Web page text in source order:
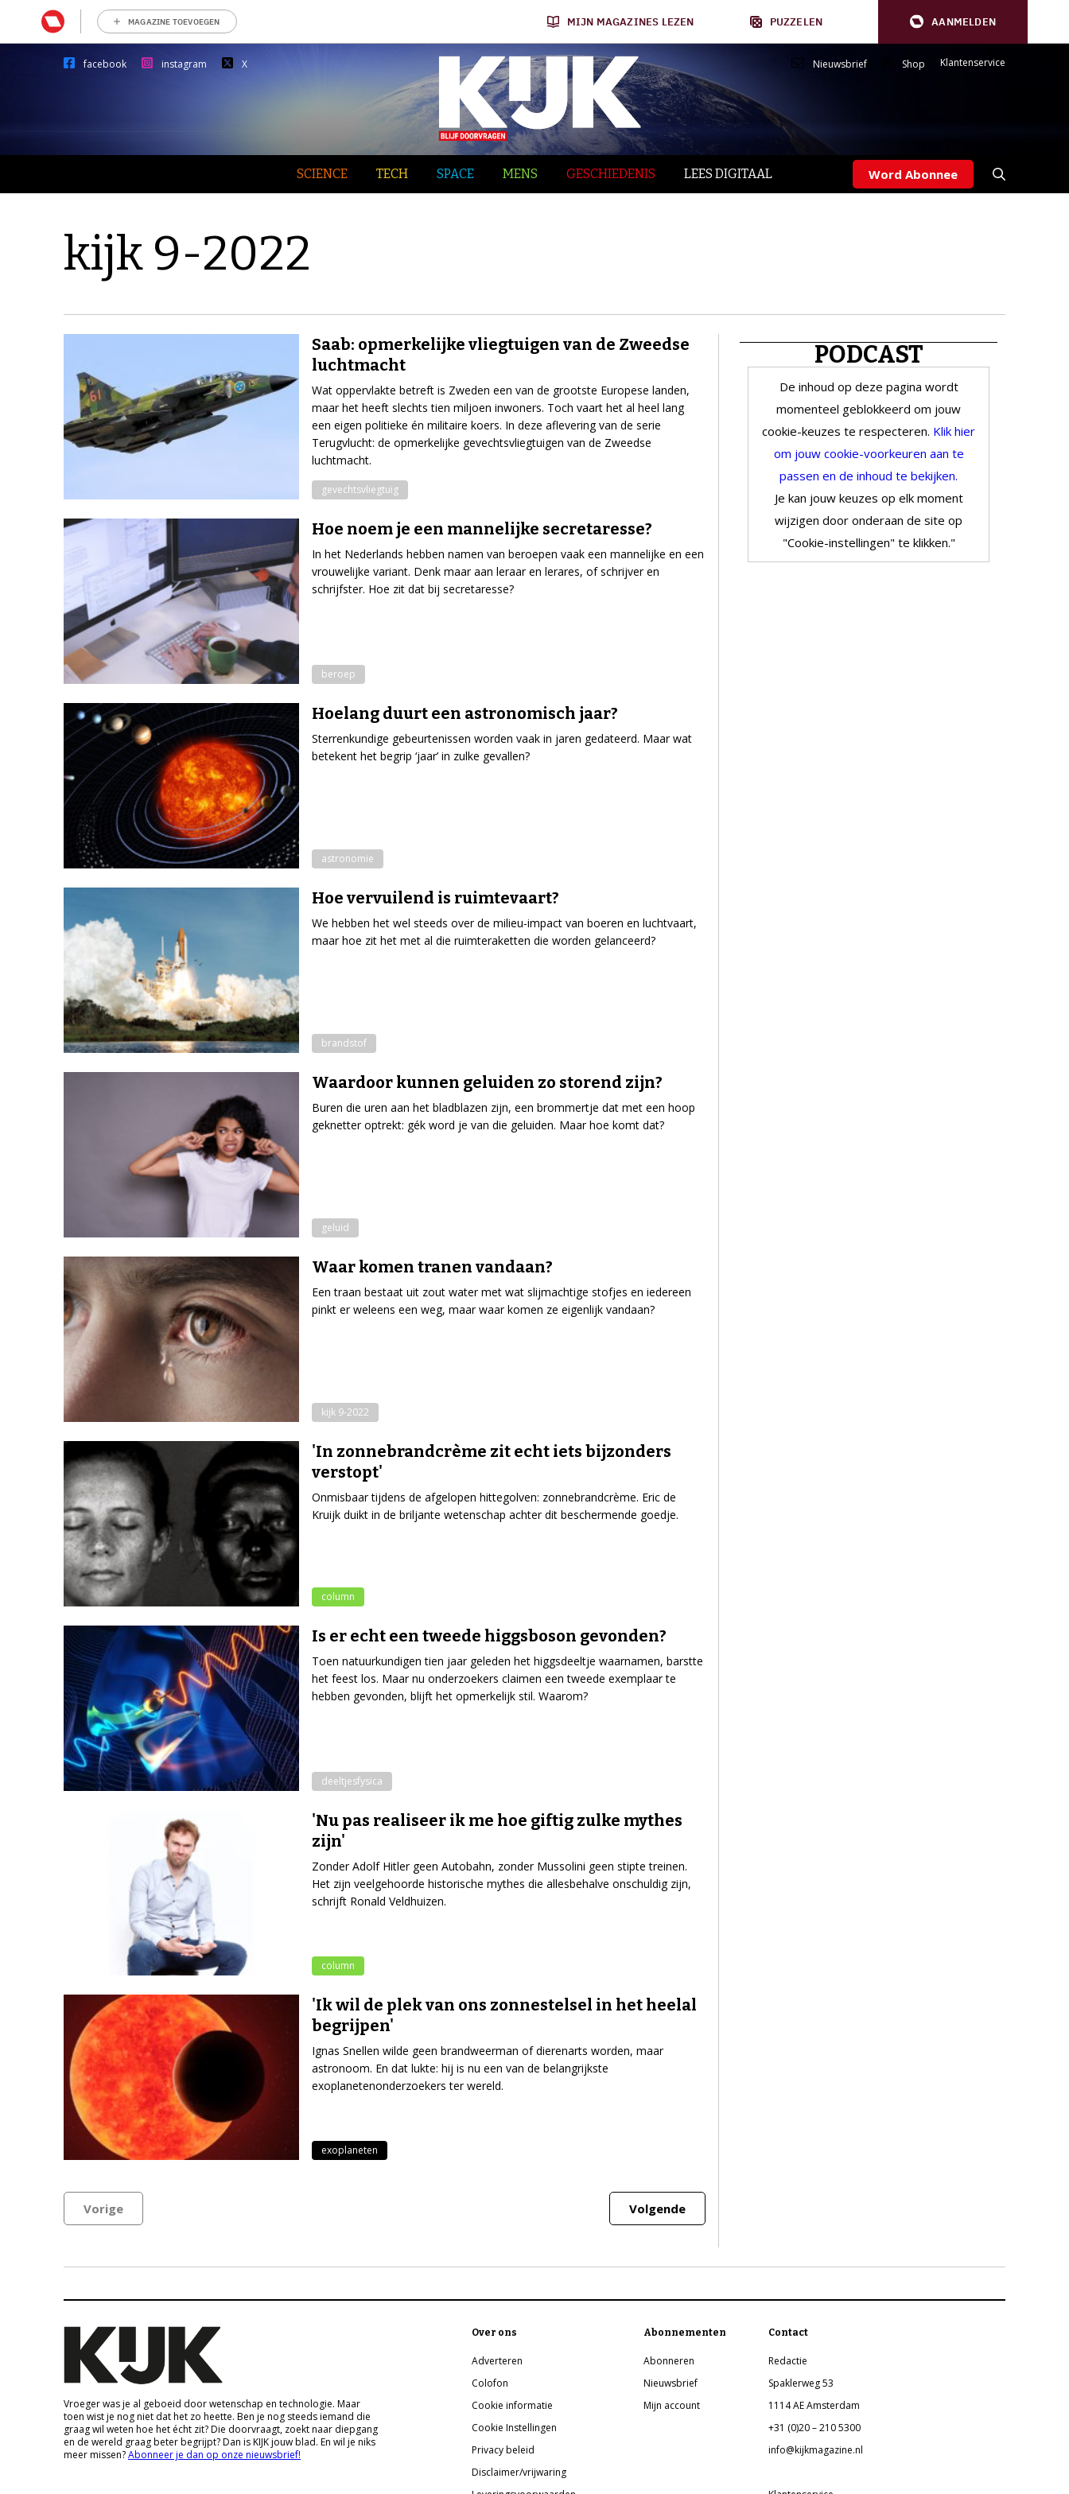
MAGAZINE TOEVOEGEN MIJN MAGAZINES LEZEN PUZZELEN AANMELDEN
facebook instagram X Nieuwsbrief Shop Klantenservice
SCIENCE TECH SPACE MENS GESCHIEDENIS LEES DIGITAAL Word Abonnee
kijk 9-2022
Saab: opmerkelijke vliegtuigen van de Zweedse
luchtmacht
Wat oppervlakte betreft is Zweden een van de grootste Europese landen,
maar het heeft slechts tien miljoen inwoners. Toch vaart het al heel lang
een eigen politieke én militaire koers. In deze aflevering van de serie
Terugvlucht: de opmerkelijke gevechtsvliegtuigen van de Zweedse
luchtmacht.
gevechtsvliegtuig
Hoe noem je een mannelijke secretaresse?
In het Nederlands hebben namen van beroepen vaak een mannelijke en een
vrouwelijke variant. Denk maar aan leraar en lerares, of schrijver en
schrijfster. Hoe zit dat bij secretaresse?
beroep
Hoelang duurt een astronomisch jaar?
Sterrenkundige gebeurtenissen worden vaak in jaren gedateerd. Maar wat
betekent het begrip ‘jaar’ in zulke gevallen?
astronomie
Hoe vervuilend is ruimtevaart?
We hebben het wel steeds over de milieu-impact van boeren en luchtvaart,
maar hoe zit het met al die ruimteraketten die worden gelanceerd?
brandstof
Waardoor kunnen geluiden zo storend zijn?
Buren die uren aan het bladblazen zijn, een brommertje dat met een hoop
geknetter optrekt: gék word je van die geluiden. Maar hoe komt dat?
geluid
Waar komen tranen vandaan?
Een traan bestaat uit zout water met wat slijmachtige stofjes en iedereen
pinkt er weleens een weg, maar waar komen ze eigenlijk vandaan?
kijk 9-2022
'In zonnebrandcrème zit echt iets bijzonders
verstopt'
Onmisbaar tijdens de afgelopen hittegolven: zonnebrandcrème. Eric de
Kruijk duikt in de briljante wetenschap achter dit beschermende goedje.
column
Is er echt een tweede higgsboson gevonden?
Toen natuurkundigen tien jaar geleden het higgsdeeltje waarnamen, barstte
het feest los. Maar nu onderzoekers claimen een tweede exemplaar te
hebben gevonden, blijft het opmerkelijk stil. Waarom?
deeltjesfysica
'Nu pas realiseer ik me hoe giftig zulke mythes
zijn'
Zonder Adolf Hitler geen Autobahn, zonder Mussolini geen stipte treinen.
Het zijn veelgehoorde historische mythes die allesbehalve onschuldig zijn,
schrijft Ronald Veldhuizen.
column
'Ik wil de plek van ons zonnestelsel in het heelal
begrijpen'
Ignas Snellen wilde geen brandweerman of dierenarts worden, maar
astronoom. En dat lukte: hij is nu een van de belangrijkste
exoplanetenonderzoekers ter wereld.
exoplaneten
Vorige Volgende
PODCAST
De inhoud op deze pagina wordt
momenteel geblokkeerd om jouw
cookie-keuzes te respecteren. Klik hier
om jouw cookie-voorkeuren aan te
passen en de inhoud te bekijken.
Je kan jouw keuzes op elk moment
wijzigen door onderaan de site op
"Cookie-instellingen" te klikken."
Vroeger was je al geboeid door wetenschap en technologie. Maar
toen wist je nog niet dat het zo heette. Ben je nog steeds iemand die
graag wil weten hoe het écht zit? Die doorvraagt, zoekt naar diepgang
en de wereld graag beter begrijpt? Dan is KIJK jouw blad. En wil je niks
meer missen?Abonneer je dan op onze nieuwsbrief!
Over ons
Adverteren
Colofon
Cookie informatie
Cookie Instellingen
Privacy beleid
Disclaimer/vrijwaring
Abonnementen
Abonneren
Nieuwsbrief
Mijn account
Contact
Redactie
Spaklerweg 53
1114 AE Amsterdam
+31 (0)20 – 210 5300
info@kijkmagazine.nl